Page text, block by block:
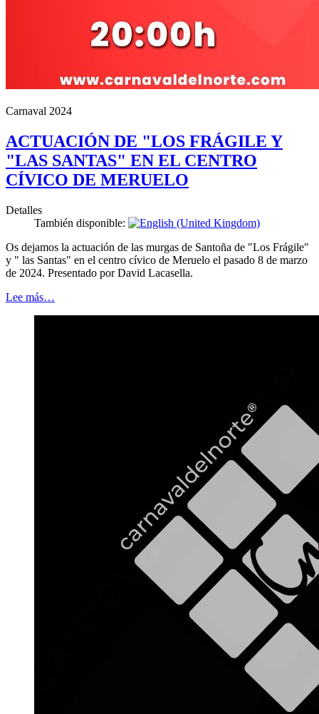
Carnaval 2024
ACTUACIÓN DE "LOS FRÁGILE Y
"LAS SANTAS" EN EL CENTRO
CÍVICO DE MERUELO
Detalles
También disponible:
Os dejamos la actuación de las murgas de Santoña de "Los Frágile"
y " las Santas" en el centro cívico de Meruelo el pasado 8 de marzo
de 2024. Presentado por David Lacasella.
Lee más…